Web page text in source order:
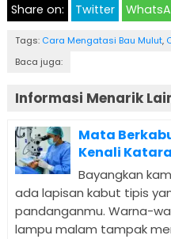
Share on: Twitter
Tags: Cara Mengatasi Bau Mulut,
Baca juga:
Informasi Menarik
Mata
Kenali
Bayangkan
ada lapisan kabut tipis
pandanganmu. Warna-
lampu malam tampak